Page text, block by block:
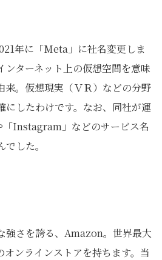
年に「Meta」に社名変更しま
ンターネット上の仮想空間を意味
来。仮想現実（ＶＲ）などの分野
にしたわけです。なお、同社が運
Instagram」などのサービス名
した。
強さを誇る、Amazon。世界最大
ンラインストアを持ちます。当